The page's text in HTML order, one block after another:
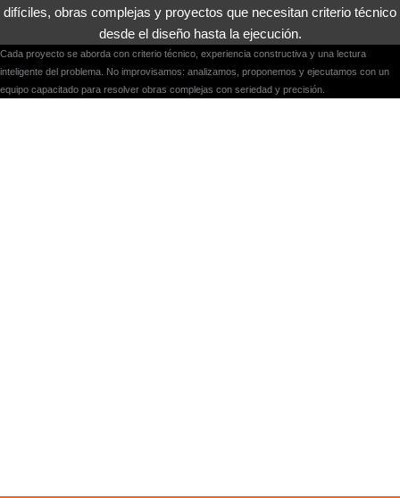
difíciles, obras complejas y proyectos que necesitan criterio técnico
desde el diseño hasta la ejecución.
Cada proyecto se aborda con criterio técnico, experiencia constructiva y una lectura
inteligente del problema. No improvisamos: analizamos, proponemos y ejecutamos con un
equipo capacitado para resolver obras complejas con seriedad y precisión.